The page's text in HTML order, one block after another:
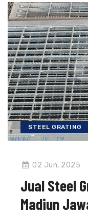
STEEL GRATING
02 Jun, 2025
Jual Steel
Madiun